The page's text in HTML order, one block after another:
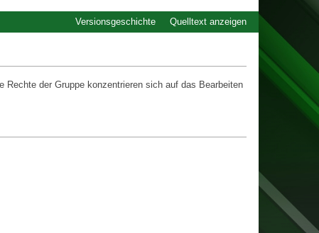
Rechte der Gruppe konzentrieren sich auf das Bearbeiten
Quelltext anzeigen
Versionsgeschichte